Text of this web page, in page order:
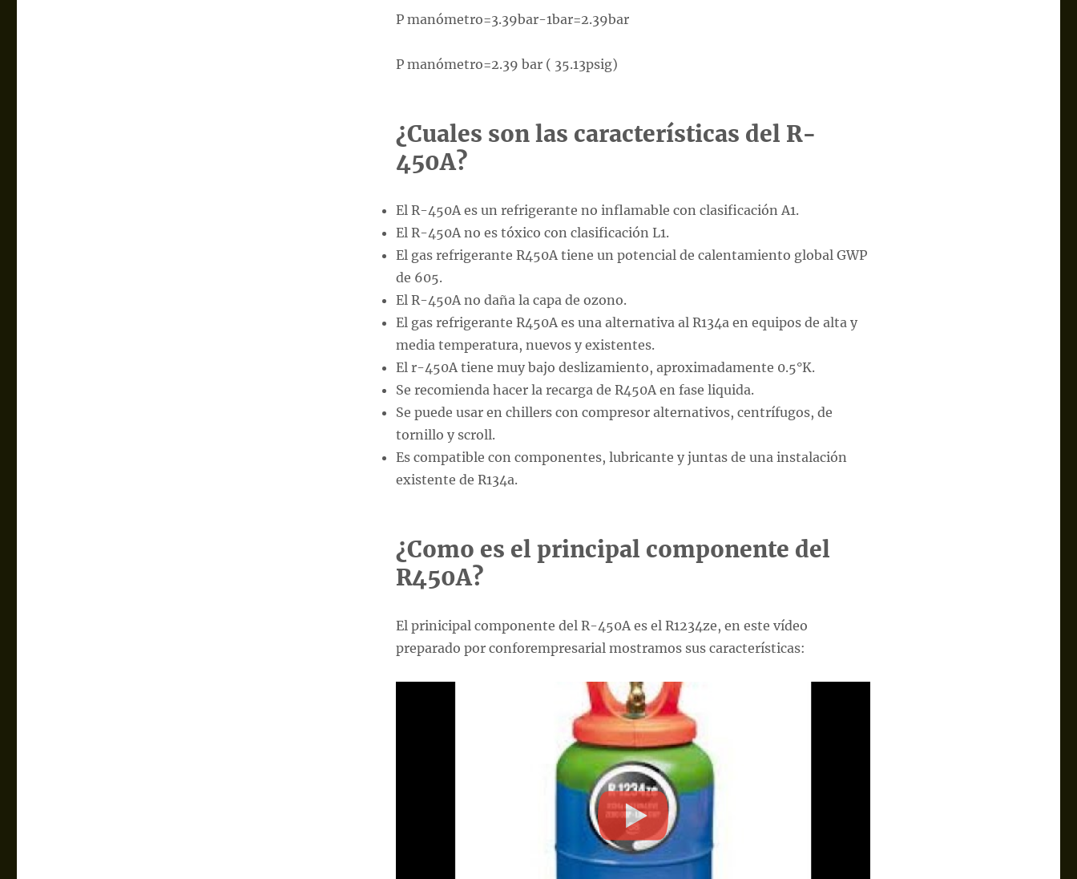
P manómetro=3.39bar-1bar=2.39bar
P manómetro=2.39 bar ( 35.13psig)
¿Cuales son las características del R-
450A?
El R-450A es un refrigerante no inflamable con clasificación A1.
El R-450A no es tóxico con clasificación L1.
El gas refrigerante R450A tiene un potencial de calentamiento global GWP
de 605.
El R-450A no daña la capa de ozono.
El gas refrigerante R450A es una alternativa al R134a en equipos de alta y
media temperatura, nuevos y existentes.
El r-450A tiene muy bajo deslizamiento, aproximadamente 0.5°K.
Se recomienda hacer la recarga de R450A en fase liquida.
Se puede usar en chillers con compresor alternativos, centrífugos, de
tornillo y scroll.
Es compatible con componentes, lubricante y juntas de una instalación
existente de R134a.
¿Como es el principal componente del
R450A?
El prinicipal componente del R-450A es el R1234ze, en este vídeo
preparado por conforempresarial mostramos sus características: